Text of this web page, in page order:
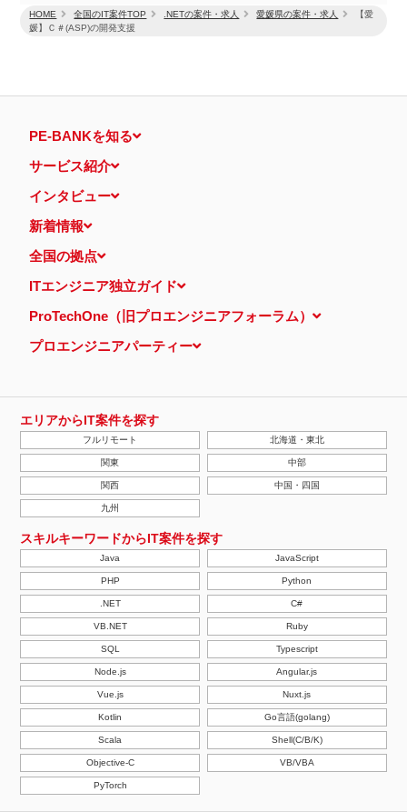
HOME 全国のIT案件TOP .NETの案件・求人 愛媛県の案件・求人
【愛
媛】Ｃ＃(ASP)の開発支援
PE-BANKを知る
サービス紹介
インタビュー
新着情報
全国の拠点
ITエンジニア独立ガイド
ProTechOne（旧プロエンジニアフォーラム）
プロエンジニアパーティー
エリアからIT案件を探す
フルリモート 北海道・東北
関東 中部
関西 中国・四国
九州
スキルキーワードからIT案件を探す
Java JavaScript
PHP Python
.NET C#
VB.NET Ruby
SQL Typescript
Node.js Angular.js
Vue.js Nuxt.js
Kotlin Go言語(golang)
Scala Shell(C/B/K)
Objective-C VB/VBA
PyTorch